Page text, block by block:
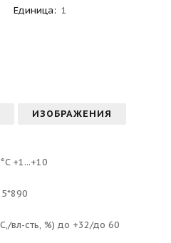
Единица: 1
ИЗОБРАЖЕНИЯ
+1...+10
вл-сть, %) до +32/до 60